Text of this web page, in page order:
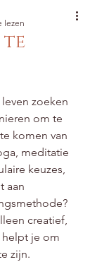
te
lezen
zoeken
om te
komen van
meditatie
keuzes,
aan
creatief,
helpt je om
zijn.